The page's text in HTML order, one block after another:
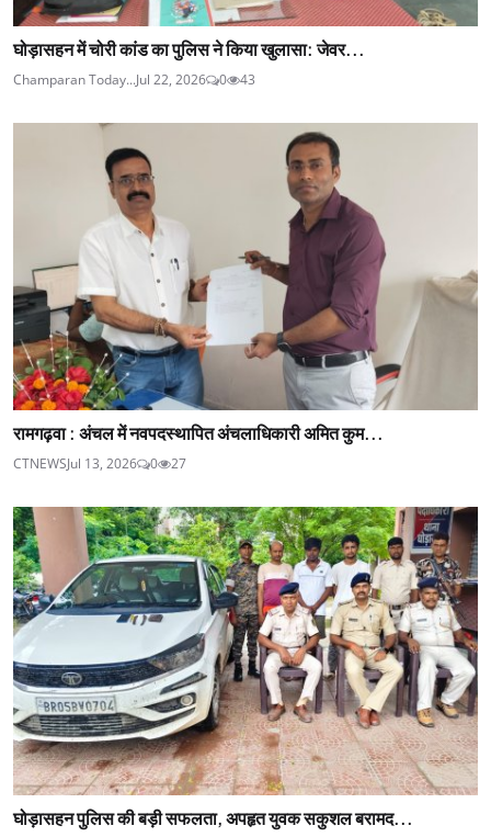
घोड़ासहन में चोरी कांड का पुलिस ने किया खुलासा: जेवर...
Champaran Today...Jul 22, 2026 0 43
रामगढ़वा : अंचल में नवपदस्थापित अंचलाधिकारी अमित कुम...
CTNEWSJul 13, 2026 0 27
घोड़ासहन पुलिस की बड़ी सफलता, अपहृत युवक सकुशल बरामद...